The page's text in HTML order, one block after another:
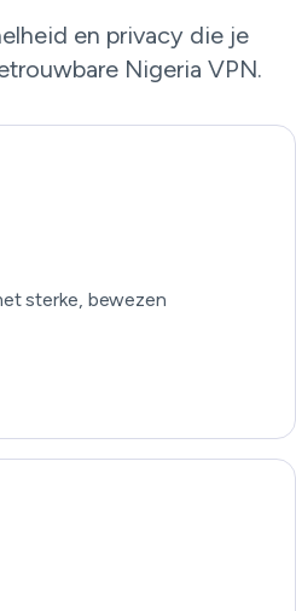
en privacy die je
Nigeria VPN.
sterke, bewezen